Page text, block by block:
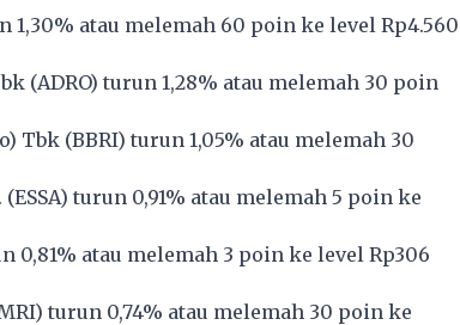
1,30% atau melemah 60 poin ke level Rp4.560
(ADRO) turun 1,28% atau melemah 30 poin
Tbk (BBRI) turun 1,05% atau melemah 30
(ESSA) turun 0,91% atau melemah 5 poin ke
0,81% atau melemah 3 poin ke level Rp306
) turun 0,74% atau melemah 30 poin ke